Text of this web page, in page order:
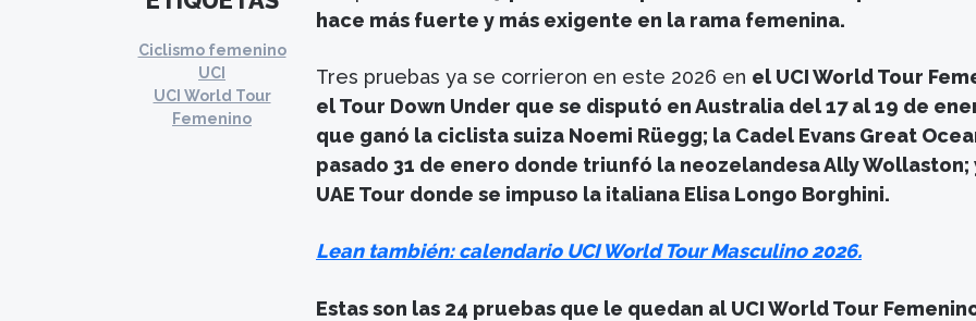
Ciclismo femenino
UCI
UCI World Tour
Femenino
hace más fuerte y más exigente en la rama femenina.
Tres pruebas ya se corrieron en este 2026 en el UCI World Tour
el Tour Down Under que se disputó en Australia del 17 al 19 de
que ganó la ciclista suiza Noemi Rüegg; la Cadel Evans Great
pasado 31 de enero donde triunfó la neozelandesa Ally Wollaston;
UAE Tour donde se impuso la italiana Elisa Longo Borghini.
Lean también: calendario UCI World Tour Masculino 2026.
Estas son las 24 pruebas que le quedan al UCI World Tour